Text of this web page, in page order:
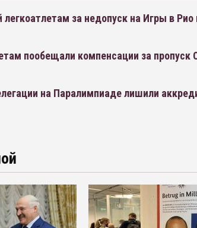
за недопуск на Игры в Рио
пообещали компенсации за
на Паралимпиаде лишили